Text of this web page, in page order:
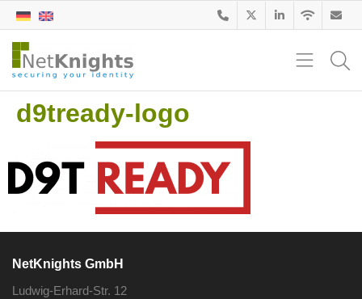
d9tready-logo
NetKnights GmbH
Ludwig-Erhard-Str. 12